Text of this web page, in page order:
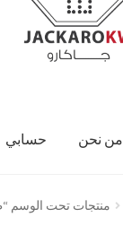
من نحن حسابي
منتجات تحت الوسم